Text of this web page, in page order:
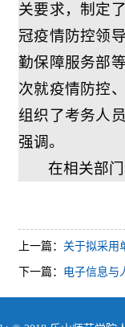
关要求，制定
冠疫情防控领
勤保障服务部
次就疫情防控
组织了考务人
强调。
在相关部
上一篇： 关于拟采用
下一篇： 电子信息与